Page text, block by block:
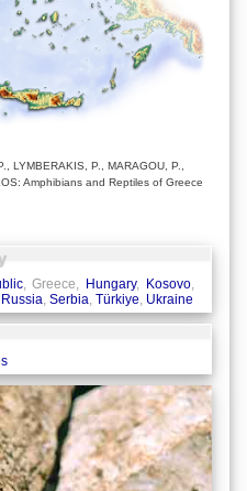
LYMBERAKIS, P., MARAGOU, P.,
Amphibians and Reptiles of Greece
, Greece, Hungary, Kosovo
Russia Serbia Türkiye Ukraine